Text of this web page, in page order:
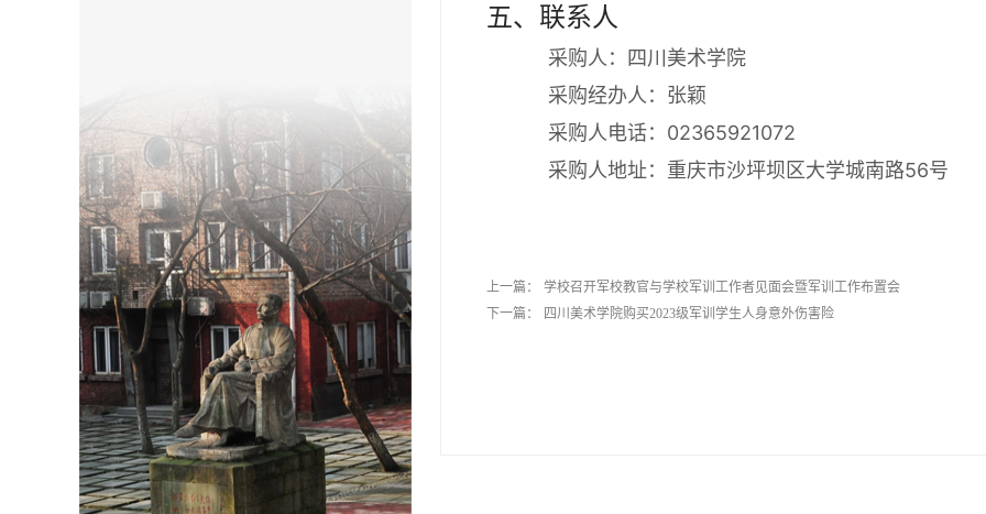
五、联系人
采购人：四川美术学院
采购经办人：张颖
采购人电话：02365921072
采购人地址：重庆市沙坪坝区大学城南路56号
上一篇：
学校召开军校教官与学校军训工作者见面会暨军训工作布置会
下一篇：
四川美术学院购买2023级军训学生人身意外伤害险